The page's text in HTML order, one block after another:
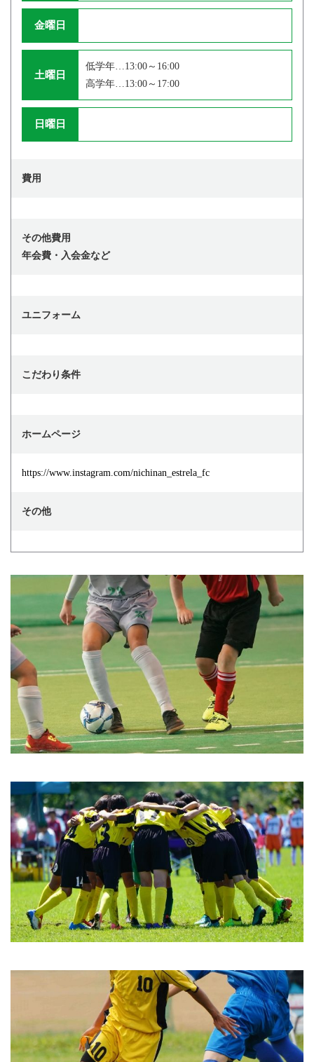
金曜日
土曜日
低学年…13:00～16:00
高学年…13:00～17:00
日曜日
費用
その他費用
年会費・入会金など
ユニフォーム
こだわり条件
ホームページ
https://www.instagram.com/nichinan_estrela_fc
その他